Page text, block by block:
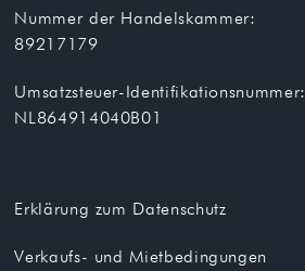
Nummer der Handelskammer:
89217179
Umsatzsteuer-Identifikationsnummer:
NL864914040B01
Erklärung zum Datenschutz
Verkaufs- und Mietbedingungen